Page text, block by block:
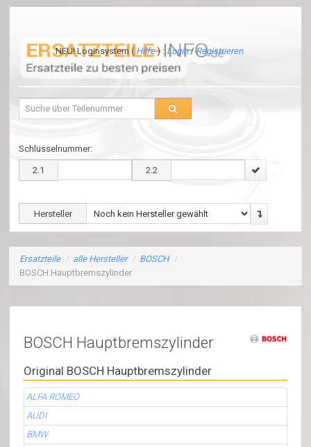
NEU! Loginsystem ( Hilfe) : Login/Registrieren
Schlüsselnummer:
2.1 2.2
Hersteller
Ersatzteile / alle Hersteller / BOSCH /
BOSCH Hauptbremszylinder
BOSCH Hauptbremszylinder
Original BOSCH Hauptbremszylinder
ALFA ROMEO
AUDI
BMW